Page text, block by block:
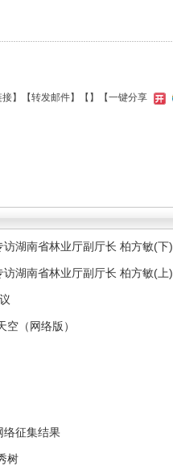
接】【转发邮件】【 】 【一键分享
湖南省林业厅副厅长 柏方敏(下)
湖南省林业厅副厅长 柏方敏(上)
（网络版）
络征集结果
树